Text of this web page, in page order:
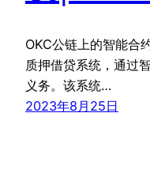
OKC公链上的智能合
质押借贷系统，通过
义务。该系统…
2023年8月25日